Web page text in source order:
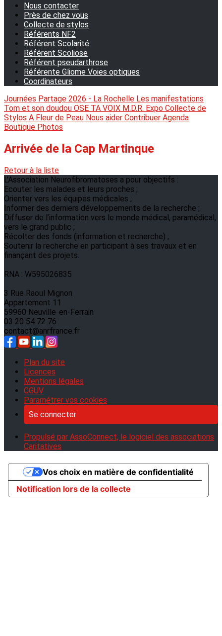
Nous contacter
Près de chez vous
Collecte de stylos
Référents NF2
Référent Scolarité
Référent Scoliose
Référent pseudarthrose
Référente Gliome Voies optiques
Coordinateurs
Journées Partage 2026 - La Rochelle Les manifestations
Tom et son doudou OSE TA VOIX M.D.R. Expo Collecte de
Stylos A Fleur de Peau Nous aider Contribuer Agenda
Boutique Photos
Arrivée de la Cap Martinque
Retour à la liste
L'Association Neurofibromatoses a pour objectifs :
Ecouter les malades et leurs proches ;
Orienter vers les équipes médicales ;
Informer des derniers développements de la recherche ;
Diffuser de l’information vers le monde médical, paramédical,
vers le grand public ;
Récolter des fonds (information et recherche) ;
Soutenir la recherche en participant à ses travaux et en
finançant des projets.
RNA : W595026835
3 Rue Raoul Mignon
Appartement 11
59960 Neuville-en-Ferrain
03 20 54 72 76
contact@anrfrance.fr
Plan du site
Licences
Mentions légales
CGUV
Paramétrer vos cookies
Se connecter
Propulsé par AssoConnect, le logiciel des associations
Caritatives
Notification lors de la collecte
Vos choix en matière de confidentialité